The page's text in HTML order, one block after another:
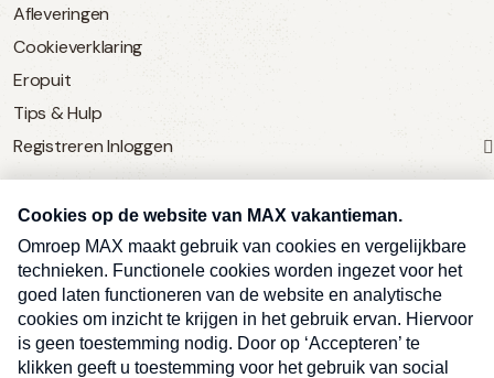
Afleveringen
Cookieverklaring
Eropuit
Tips & Hulp
Registreren Inloggen
SERVICE
Over Omroep MAX
MAX Vandaag
MAX Meldpunt
Pers